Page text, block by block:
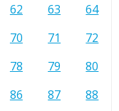
62 63
64
70 71
72
78 79
80
86 87
88